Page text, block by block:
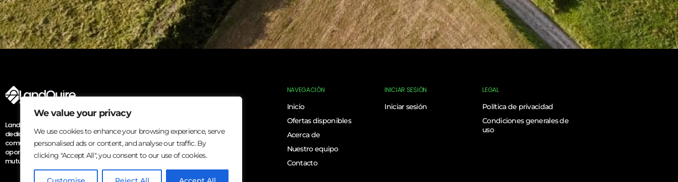
We value your privacy
We use cookies to enhance your browsing experience, serve
personalised ads or content, and analyse our traffic. By
clicking "Accept All", you consent to our use of cookies.
Landquire Management, LLC es una plataforma web innovadora y segura
dedicada a las oportunidades de inversión inmobiliaria. Los miembros de la
comunidad de Landquire Management, LLC pueden descubrir o compartir
oportunidades de inversión inmobiliaria en línea y establecer colaboraciones
mutuamente beneficiosas.
NAVEGACIÓN
Inicio
Ofertas disponibles
Acerca de
Nuestro equipo
Contacto
INICIAR SESIÓN
Iniciar sesión
LEGAL
Política de privacidad
Condiciones generales de
uso